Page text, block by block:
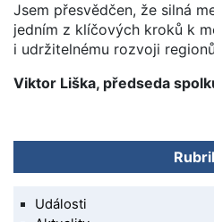
Jsem přesvědčen, že silná
jedním z klíčových kroků k
i udržitelnému rozvoji
Viktor Liška, předseda
Události